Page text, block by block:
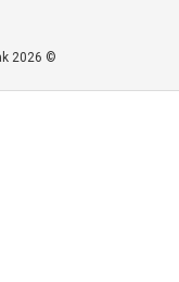
© 2026 Dom Tak Tak. كل الحقوق محفوظة.